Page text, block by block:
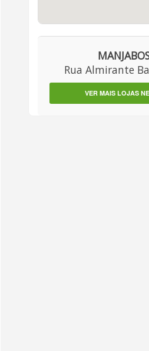
Rua Almirante
VER MAIS LOJAS